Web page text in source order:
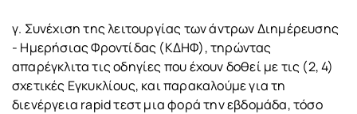
γ. Συνέχιση της λειτουργίας των άντρων Διημέρευσης
- Ημερήσιας Φροντίδας (ΚΔΗΦ), τηρώντας
απαρέγκλιτα τις οδηγίες που έχουν δοθεί με τις (2, 4)
σχετικές Εγκυκλίους, και παρακαλούμε για τη
διενέργεια rapid τεστ μια φορά την εβδομάδα, τόσο